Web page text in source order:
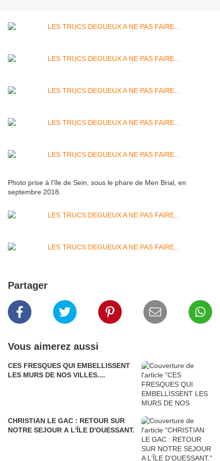
Photo prise à l'île de Sein, sous le phare de Men Brial, en
septembre 2018.
Partager
Vous aimerez aussi
CES FRESQUES QUI EMBELLISSENT
LES MURS DE NOS VILLES....
CHRISTIAN LE GAC : RETOUR SUR
NOTRE SEJOUR A L'ÎLE D'OUESSANT.